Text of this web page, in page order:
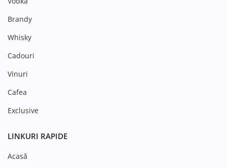
Brandy
Whisky
Cadouri
Vinuri
Cafea
Exclusive
LINKURI RAPIDE
Acasă